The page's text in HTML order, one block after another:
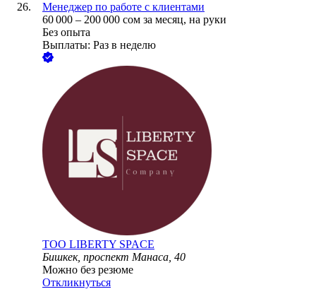
Менеджер по работе с клиентами
60 000 – 200 000 сом за месяц, на руки
Без опыта
Выплаты: Раз в неделю
ТОО LIBERTY SPACE
Бишкек, проспект Манаса, 40
Можно без резюме
Откликнуться